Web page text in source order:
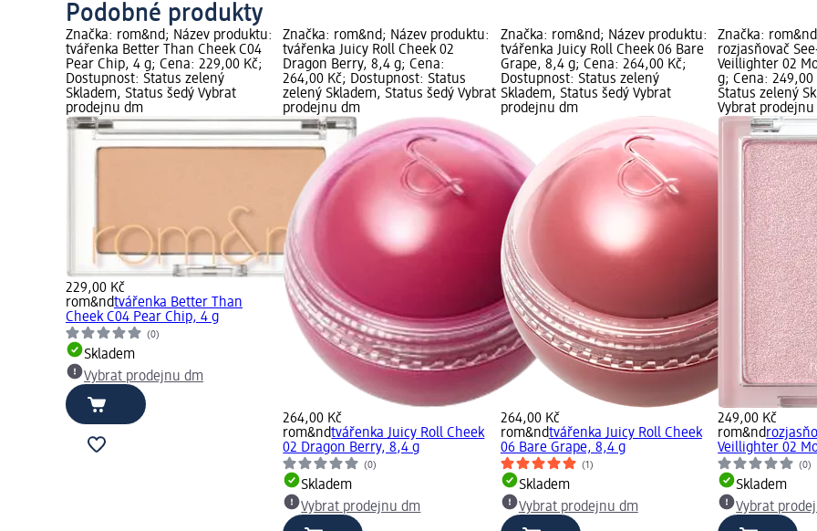
Podobné produkty
Značka: rom&nd; Název produktu:
tvářenka Better Than Cheek C04
Pear Chip, 4 g; Cena: 229,00 Kč;
Dostupnost: Status zelený
Skladem, Status šedý Vybrat
prodejnu dm
229,00 Kč
rom&ndtvářenka Better Than
Cheek C04 Pear Chip, 4 g
(0)
Skladem
Vybrat prodejnu dm
Značka: rom&nd; Název produktu:
tvářenka Juicy Roll Cheek 02
Dragon Berry, 8,4 g; Cena:
264,00 Kč; Dostupnost: Status
zelený Skladem, Status šedý Vybrat
prodejnu dm
264,00 Kč
rom&ndtvářenka Juicy Roll Cheek
02 Dragon Berry, 8,4 g
(0)
Skladem
Vybrat prodejnu dm
Značka: rom&nd; Název produktu:
tvářenka Juicy Roll Cheek 06 Bare
Grape, 8,4 g; Cena: 264,00 Kč;
Dostupnost: Status zelený
Skladem, Status šedý Vybrat
prodejnu dm
264,00 Kč
rom&ndtvářenka Juicy Roll Cheek
06 Bare Grape, 8,4 g
(1)
Skladem
Vybrat prodejnu dm
Značka:
rozjasňovač
Veillighter 02
g; Cena:
Status zelený
Vybrat prodejnu
249,00 Kč
rom&nd
Veillighter 02
(0)
Skladem
Vybrat